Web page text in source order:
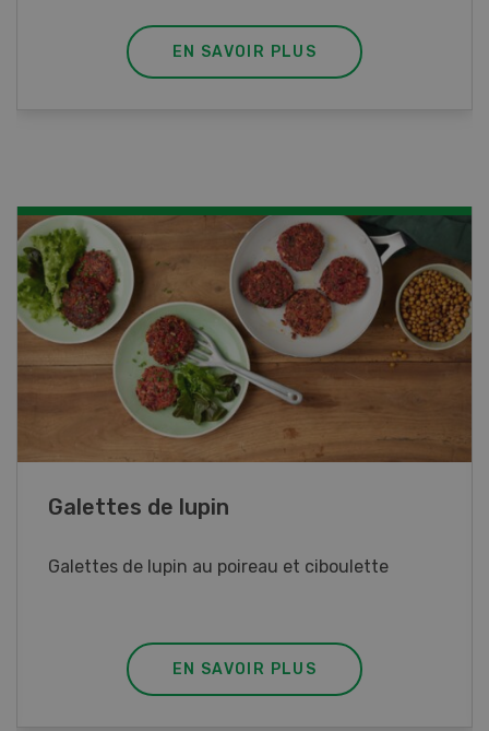
EN SAVOIR PLUS
Rouleaux de printemps
Rouleaux de printemps aux poulet
EN SAVOIR PLUS